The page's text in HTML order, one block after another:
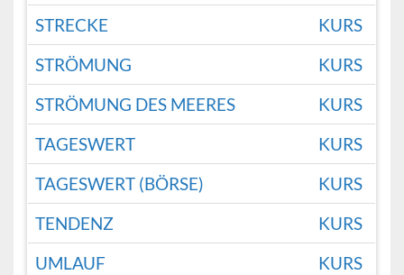
STRECKE
KURS
STRÖMUNG
KURS
STRÖMUNG DES MEERES
KURS
TAGESWERT
KURS
TAGESWERT (BÖRSE)
KURS
TENDENZ
KURS
UMLAUF
KURS